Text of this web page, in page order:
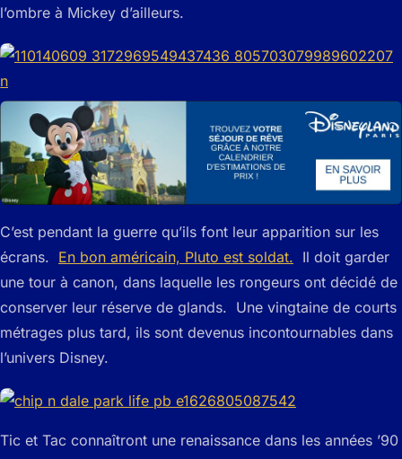
l’ombre à Mickey d’ailleurs.
C’est pendant la guerre qu’ils font leur apparition sur les
écrans. En bon américain, Pluto est soldat. Il doit garder
une tour à canon, dans laquelle les rongeurs ont décidé de
conserver leur réserve de glands. Une vingtaine de courts
métrages plus tard, ils sont devenus incontournables dans
l’univers Disney.
Tic et Tac connaîtront une renaissance dans les années ’90